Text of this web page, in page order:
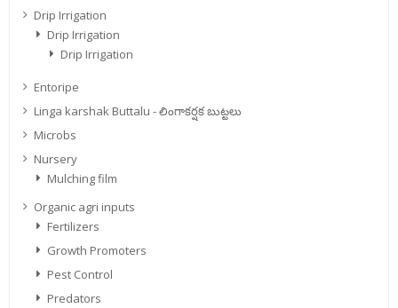
Drip Irrigation
Drip Irrigation
Drip Irrigation
Entoripe
Linga karshak Buttalu - లింగాకర్షక బుట్టలు
Microbs
Nursery
Mulching film
Organic agri inputs
Fertilizers
Growth Promoters
Pest Control
Predators